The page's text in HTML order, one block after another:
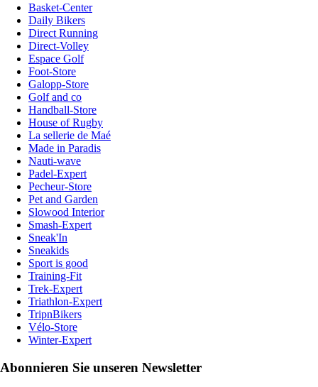
Basket-Center
Daily Bikers
Direct Running
Direct-Volley
Espace Golf
Foot-Store
Galopp-Store
Golf and co
Handball-Store
House of Rugby
La sellerie de Maé
Made in Paradis
Nauti-wave
Padel-Expert
Pecheur-Store
Pet and Garden
Slowood Interior
Smash-Expert
Sneak'In
Sneakids
Sport is good
Training-Fit
Trek-Expert
Triathlon-Expert
TripnBikers
Vélo-Store
Winter-Expert
Abonnieren Sie unseren Newsletter